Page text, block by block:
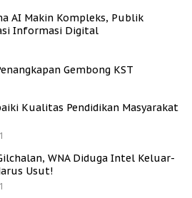
AI Makin Kompleks, Publik
Informasi Digital
Gembong KST
Kualitas Pendidikan Masyarakat
WNA Diduga Intel Keluar-
Usut!